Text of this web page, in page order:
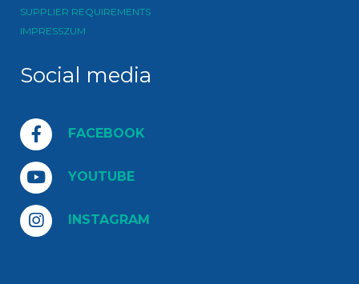
SUPPLIER REQUIREMENTS
IMPRESSZUM
Social media
FACEBOOK
YOUTUBE
INSTAGRAM